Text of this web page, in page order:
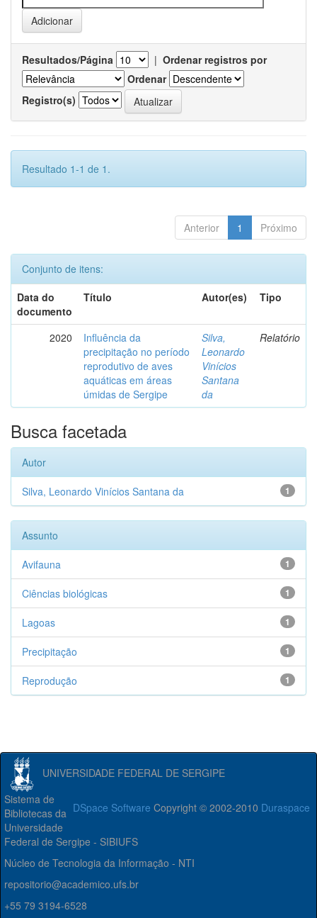
Resultados/Página | Ordenar registros por
Ordenar
Registro(s)
Resultado 1-1 de 1.
Anterior 1 Próximo
Conjunto de itens:
Data do
documento
Título Autor(es) Tipo
2020
Influência da
precipitação no período
reprodutivo de aves
aquáticas em áreas
úmidas de Sergipe
Silva,
Leonardo
Vinícios
Santana
da
Relatório
Busca facetada
Autor
1
Silva, Leonardo Vinícios Santana da
Assunto
1
Avifauna
1
Ciências biológicas
1
Lagoas
1
Precipitação
1
Reprodução
UNIVERSIDADE FEDERAL DE SERGIPE
DSpace Software Copyright © 2002-2010 Duraspace
Sistema de
Bibliotecas da
Universidade
Federal de Sergipe - SIBIUFS
Núcleo de Tecnologia da Informação - NTI
repositorio@academico.ufs.br
+55 79 3194-6528